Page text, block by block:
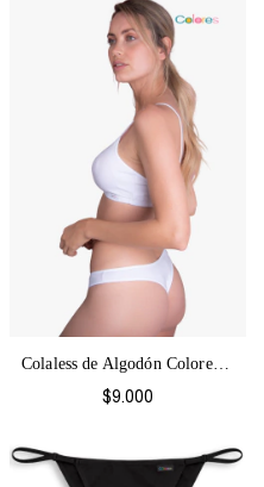
Colaless de Algodón Colores-52
$9.000